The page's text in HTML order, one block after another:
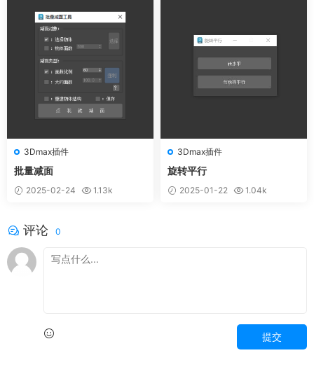
3Dmax插件
批量减面
2025-02-24 1.13k
3Dmax插件
旋转平行
2025-01-22 1.04k
评论 0
提交